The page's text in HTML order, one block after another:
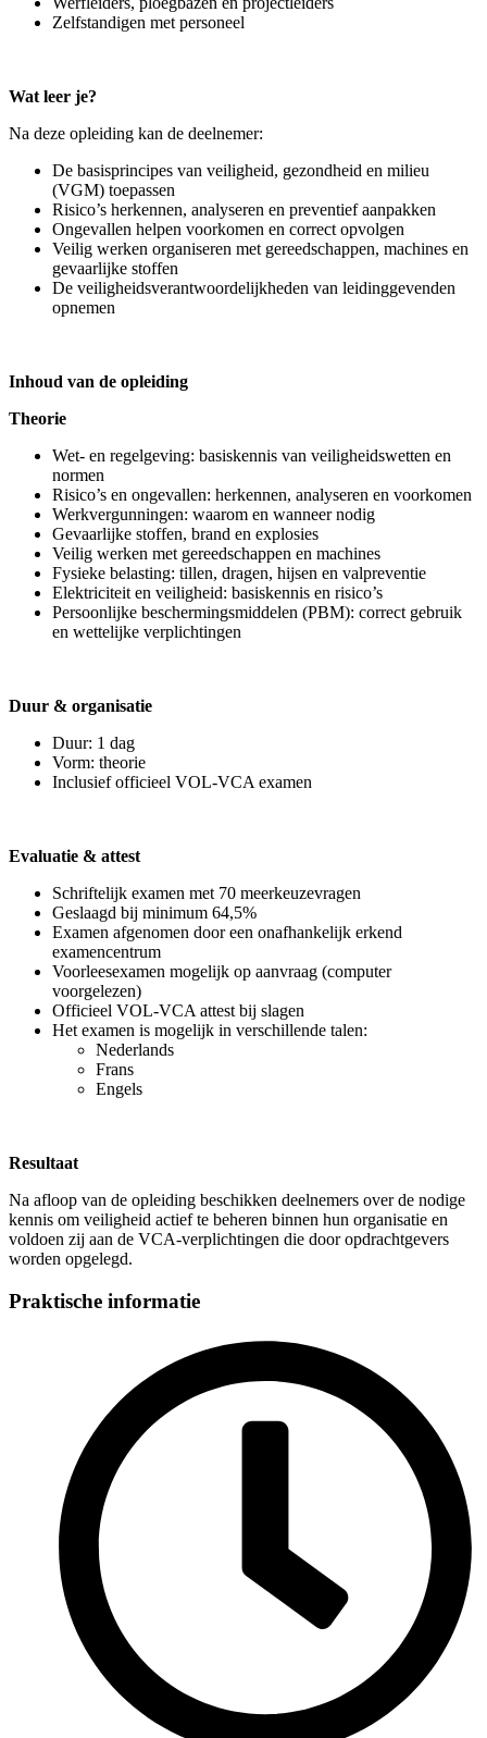
Zelfstandigen met personeel
Wat leer je?
Na deze opleiding kan de deelnemer:
De basisprincipes van veiligheid, gezondheid en milieu
(VGM) toepassen
Risico’s herkennen, analyseren en preventief aanpakken
Ongevallen helpen voorkomen en correct opvolgen
Veilig werken organiseren met gereedschappen, machines en
gevaarlijke stoffen
De veiligheidsverantwoordelijkheden van leidinggevenden
opnemen
Inhoud van de opleiding
Theorie
Wet- en regelgeving: basiskennis van veiligheidswetten en
normen
Risico’s en ongevallen: herkennen, analyseren en voorkomen
Werkvergunningen: waarom en wanneer nodig
Gevaarlijke stoffen, brand en explosies
Veilig werken met gereedschappen en machines
Fysieke belasting: tillen, dragen, hijsen en valpreventie
Elektriciteit en veiligheid: basiskennis en risico’s
Persoonlijke beschermingsmiddelen (PBM): correct gebruik
en wettelijke verplichtingen
Duur & organisatie
Duur: 1 dag
Vorm: theorie
Inclusief officieel VOL-VCA examen
Evaluatie & attest
Schriftelijk examen met 70 meerkeuzevragen
Geslaagd bij minimum 64,5%
Examen afgenomen door een onafhankelijk erkend
examencentrum
Voorleesexamen mogelijk op aanvraag (computer
voorgelezen)
Officieel VOL-VCA attest bij slagen
Het examen is mogelijk in verschillende talen:
Nederlands
Frans
Engels
Resultaat
Na afloop van de opleiding beschikken deelnemers over de nodige
kennis om veiligheid actief te beheren binnen hun organisatie en
voldoen zij aan de VCA-verplichtingen die door opdrachtgevers
worden opgelegd.
Praktische informatie